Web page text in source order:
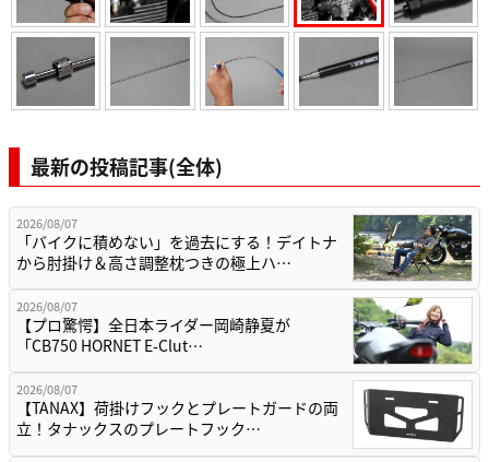
最新の投稿記事(全体)
2026/08/07
「バイクに積めない」を過去にする！デイトナ
から肘掛け＆高さ調整枕つきの極上ハ…
2026/08/07
【プロ驚愕】全日本ライダー岡崎静夏が
「CB750 HORNET E-Clut…
2026/08/07
【TANAX】荷掛けフックとプレートガードの両
立！タナックスのプレートフック…